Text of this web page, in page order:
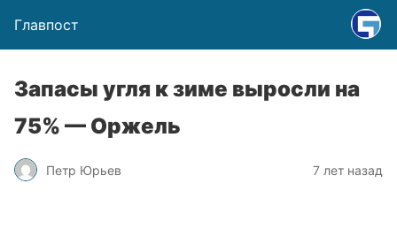
Главпост
Запасы угля к зиме выросли на
75% — Оржель
Петр Юрьев 7 лет назад